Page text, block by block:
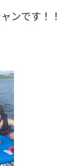
ンです！！